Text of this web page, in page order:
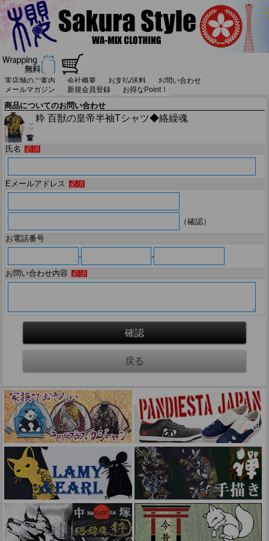
実店舗のご案内 会社概要 お支払/送料
お問い合わせ
メールマガジン
新規会員登録 お得なPoint！
商品についてのお問い合わせ
粋 百獣の皇帝半袖Tシャツ◆絡繰魂
氏名 必須
Eメールアドレス 必須
（確認）
お電話番号
-
-
お問い合わせ内容
必須